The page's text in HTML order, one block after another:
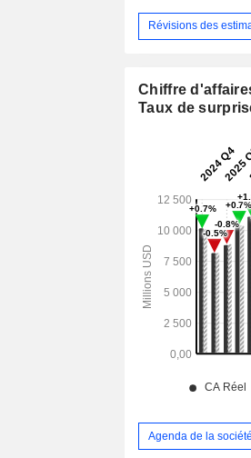
Révisions des
Chiffre
Taux de
Agenda de la société